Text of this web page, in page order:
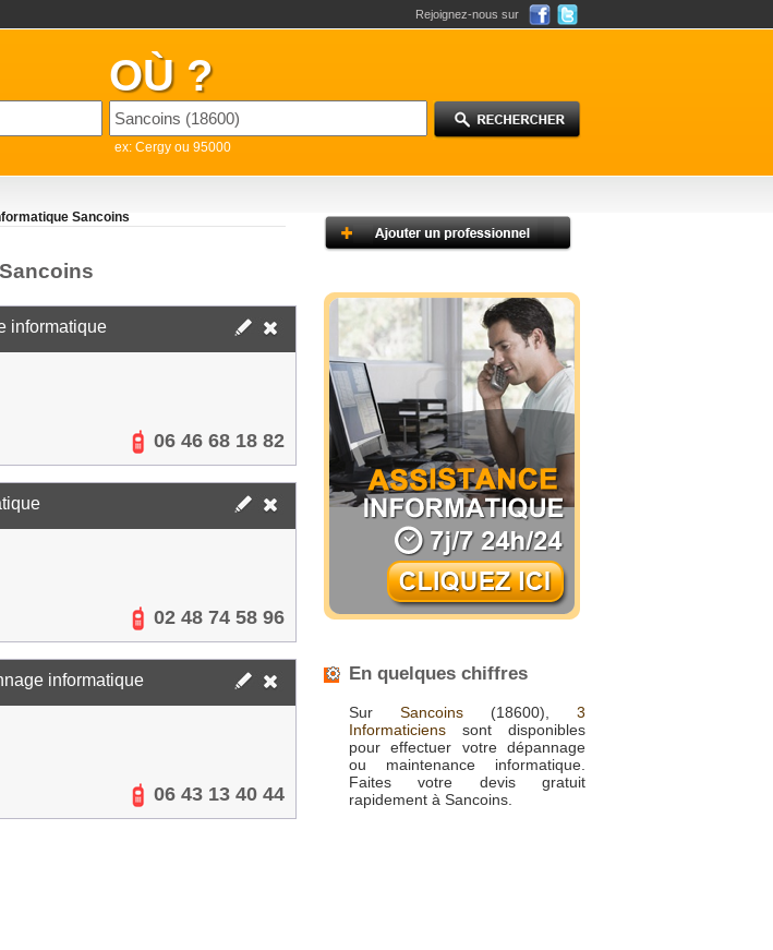
Rejoignez-nous sur
OÙ ?
ex: Cergy ou 95000
Sancoins
informatique
06 46 68 18 82
02 48 74 58 96
informatique
06 43 13 40 44
En quelques chiffres
Sur Sancoins (18600), 3
Informaticiens sont disponibles
pour effectuer votre dépannage
ou maintenance informatique.
Faites votre devis gratuit
rapidement à Sancoins.